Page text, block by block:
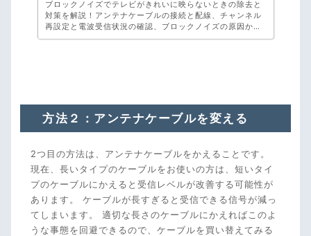
ブロックノイズでテレビがきれいに映らないときの除去と
対策を解説！アンテナケーブルの接続と配線、チャンネル
再設定と電波受信状況の確認、ブロックノイズの原因から
これからの対策方法までご紹介。テレビが映らないとお困
方法２：アンテナケーブルを変える
2つ目の方法は、アンテナケーブルをかえることです。
現在、長いタイプのケーブルをお使いの方は、短いタイ
プのケーブルにかえると受信レベルが改善する可能性が
あります。 ケーブルが長すぎると受信できる信号が減っ
てしまいます。 適切な長さのケーブルにかえればこのよ
うな事態を回避できるので、ケーブルを買い替えてみる